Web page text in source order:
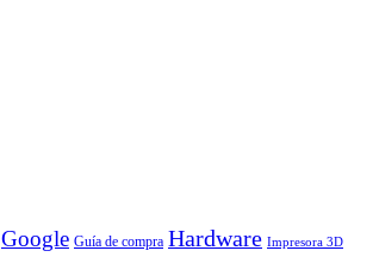
Google Guía de compra Hardware Impresora 3D